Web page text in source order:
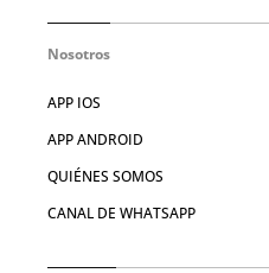
Nosotros
APP IOS
APP ANDROID
QUIÉNES SOMOS
CANAL DE WHATSAPP